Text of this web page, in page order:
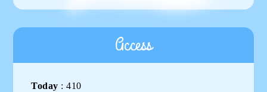
Access
Today :410